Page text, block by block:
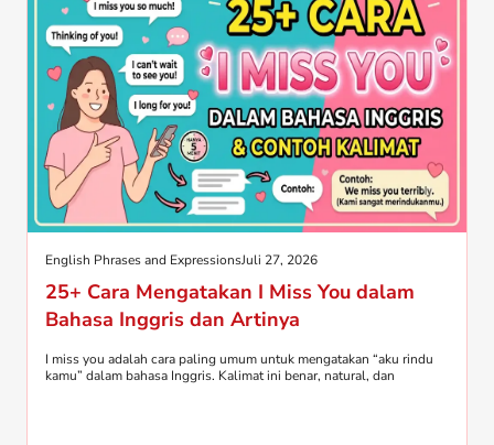
English Phrases and ExpressionsJuli 27, 2026
25+ Cara Mengatakan I Miss You dalam
Bahasa Inggris dan Artinya
I miss you adalah cara paling umum untuk mengatakan “aku rindu
kamu” dalam bahasa Inggris. Kalimat ini benar, natural, dan